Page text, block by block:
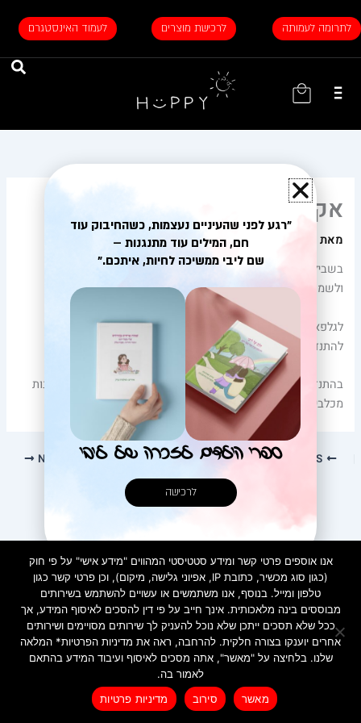
לתוכן
לתרומה לעמותה לרכישת מוצרים לעמוד האינסטגרם
עגלת
אקוודור
מאת intorya_admin/
בשביל ליבי לא היה יום בלי ים, מטקות ושמש, אז בחזרה לחופים
ולשמש החמה, מונטניטה וגלפאגוס.
לגלפאגוס ליבי הגיעה עם חברים אותם הכירה במהלך הטיול,
להתנדבות בתמורה לחוויה ולשהות באי.
בהתנדבות היא זכתה לעזור לשפץ ולצבוע מקומות ישנים וגם להנות
מכלבי הים שבחוף, מצלילה עם חברים טובים באי המיוחד
NEXT
מדיניות פרטיות
Created by INTORYA. All rights reserved. | 0586730023לרכישת ספרי הילדים
אנו אוספים פרטי קשר ומידע סטטיסטי המהווים "מידע אישי" על פי חוק
(כגון סוג מכשיר, כתובת IP, אפיוני גלישה, מיקום), וכן פרטי קשר כגון
טלפון ומייל. בנוסף, אנו משתמשים או עשויים להשתמש בשירותים
מבוססים בינה מלאכותית. אינך חייב על פי דין להסכים לאיסוף המידע, אך
ככל שלא תסכים ייתכן שלא נוכל להעניק לך שירותים מסויימים ושירותים
אחרים יוענקו בצורה חלקית. להרחבה, ראה את מדיניות הפרטיות* המלאה
שלנו. בלחיצה על "מאשר", אתה מסכים לאיסוף ועיבוד המידע בהתאם
לאמור בה.
מאשר
סירוב מדיניות פרטיות
"רגע לפני שהעיניים נעצמות, כשהחיבוק עוד
חם, המילים עוד מתנגנות –
שם ליבי ממשיכה לחיות, איתכם."
ספרי הילדים לזכרה של ליבי
לרכישה